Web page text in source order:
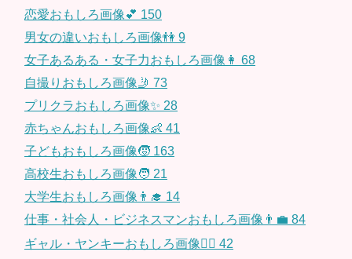
恋愛おもしろ画像💕 150
男女の違いおもしろ画像👫 9
女子あるある・女子力おもしろ画像👩 68
自撮りおもしろ画像🤳 73
プリクラおもしろ画像✨ 28
赤ちゃんおもしろ画像👶 41
子どもおもしろ画像🧒 163
高校生おもしろ画像🧑 21
大学生おもしろ画像👨‍🎓 14
仕事・社会人・ビジネスマンおもしろ画像👨‍💼 84
ギャル・ヤンキーおもしろ画像👱‍♀️ 42